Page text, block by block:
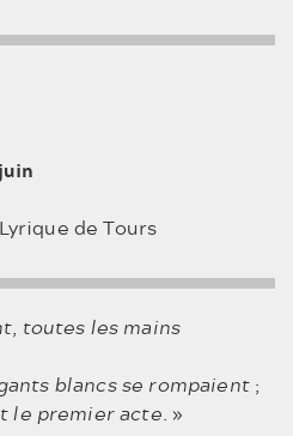
de Tours
, toutes les mains
blancs se rompaient;
le premier acte. »